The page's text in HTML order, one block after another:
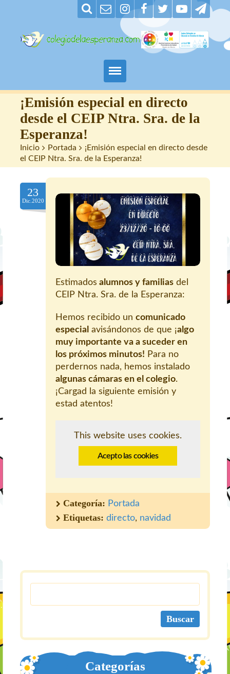
Padres
Alumnos
Maestros
Nuestro centro
Contacto
¡Emisión especial en directo
desde el CEIP Ntra. Sra. de la
Esperanza!
Inicio > Portada > ¡Emisión especial en directo desde
el CEIP Ntra. Sra. de la Esperanza!
23
Dic.2020
Estimados alumnos y familias del
CEIP Ntra. Sra. de la Esperanza:
Hemos recibido un comunicado
especial avisándonos de que ¡algo
muy importante va a suceder en
los próximos minutos! Para no
perdernos nada, hemos instalado
algunas cámaras en el colegio.
¡Cargad la siguiente emisión y
estad atentos!
This website uses cookies.
Acepto las cookies
Categoría: Portada
Etiquetas: directo, navidad
Categorías